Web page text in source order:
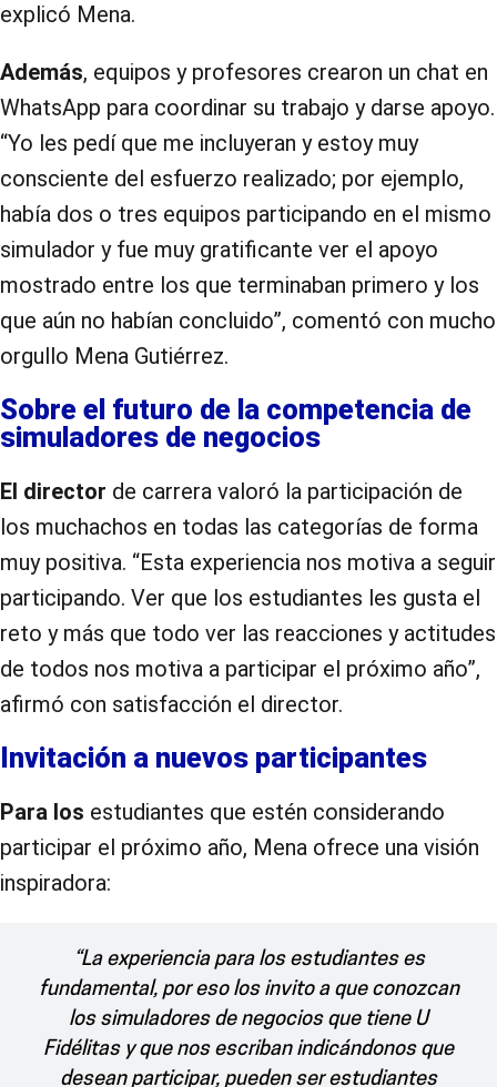
explicó Mena.
Además, equipos y profesores crearon un chat en
WhatsApp para coordinar su trabajo y darse apoyo.
“Yo les pedí que me incluyeran y estoy muy
consciente del esfuerzo realizado; por ejemplo,
había dos o tres equipos participando en el mismo
simulador y fue muy gratificante ver el apoyo
mostrado entre los que terminaban primero y los
que aún no habían concluido”, comentó con mucho
orgullo Mena Gutiérrez.
Sobre el futuro de la competencia de
simuladores de negocios
El director de carrera valoró la participación de
los muchachos en todas las categorías de forma
muy positiva. “Esta experiencia nos motiva a seguir
participando. Ver que los estudiantes les gusta el
reto y más que todo ver las reacciones y actitudes
de todos nos motiva a participar el próximo año”,
afirmó con satisfacción el director.
Invitación a nuevos participantes
Para los estudiantes que estén considerando
participar el próximo año, Mena ofrece una visión
inspiradora:
“La experiencia para los estudiantes es
fundamental, por eso los invito a que conozcan
los simuladores de negocios que tiene U
Fidélitas y que nos escriban indicándonos que
desean participar, pueden ser estudiantes